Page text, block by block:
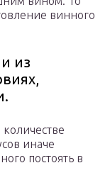
винного
из
иначе
постоять в